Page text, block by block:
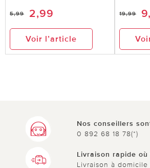
5,99 2,99
Voir l’article
19,99
Nos conseillers
0 892 68 18 78(*)
Livraison rapide où
Livraison à